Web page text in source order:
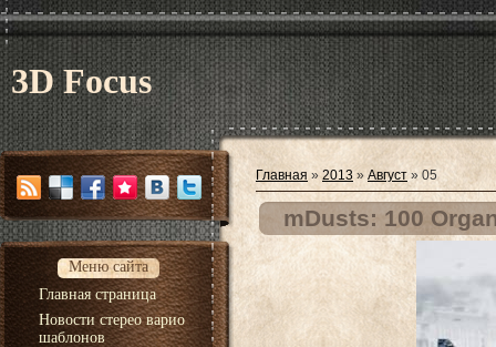
3D Focus
Меню сайта
Главная страница
Новости стерео варио
шаблонов
Главная » 2013 » Август » 05
mDusts: 100